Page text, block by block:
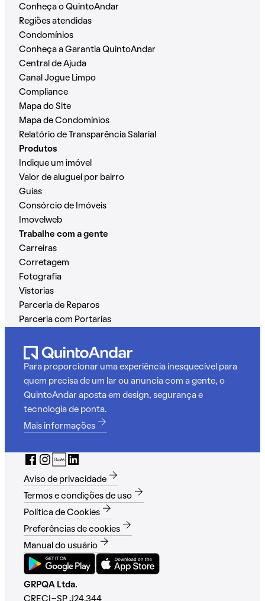
Conheça o QuintoAndar
Regiões atendidas
Condomínios
Conheça a Garantia QuintoAndar
Central de Ajuda
Canal Jogue Limpo
Compliance
Mapa do Site
Mapa de Condomínios
Relatório de Transparência Salarial
Produtos
Indique um imóvel
Valor de aluguel por bairro
Guias
Consórcio de Imóveis
Imovelweb
Trabalhe com a gente
Carreiras
Corretagem
Fotografia
Vistorias
Parceria de Reparos
Parceria com Portarias
Para proporcionar uma experiência inesquecível para
quem precisa de um lar ou anuncia com a gente, o
QuintoAndar aposta em design, segurança e
tecnologia de ponta.
Mais informações
Aviso de privacidade
Termos e condições de uso
Política de Cookies
Preferências de cookies
Manual do usuário
GRPQA Ltda.